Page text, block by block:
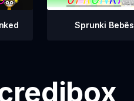
Sprunki Bebês